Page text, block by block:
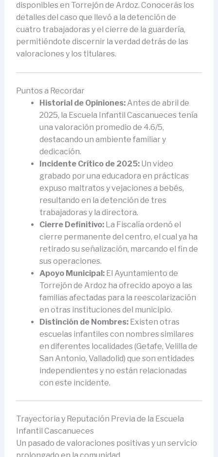
disponibles en Torrejón de Ardoz. Conocerás los
detalles del caso que llevó a la detención de
cuatro trabajadoras y el cierre de la guardería,
permitiéndote discernir la verdad detrás de las
valoraciones y los titulares.
Puntos a Recordar
Historial de Opiniones:Antes de abril de
2025, la Escuela Infantil Cascanueces tenía
una valoración promedio de 4.6/5,
destacando un ambiente familiar y
dedicación.
Incidente Crítico de 2025:Un video
grabado por una educadora en prácticas
expuso maltratos y vejaciones a bebés,
resultando en la detención de tres
trabajadoras y la directora.
Cierre Definitivo:La Fiscalía ordenó el
cierre permanente del centro, el cual ya ha
retirado su señalización, marcando el fin de
sus operaciones.
Apoyo Municipal:El Ayuntamiento de
Torrejón de Ardoz ha ofrecido apoyo a las
familias afectadas para la reescolarización
en otras instituciones del municipio.
Distinción de Nombres:Existen otras
escuelas infantiles con nombres similares
en diferentes localidades (Getafe, Velilla de
San Antonio, Valladolid) que son entidades
independientes y no están relacionadas
con este incidente.
Trayectoria y Reputación Previa de la Escuela
Infantil Cascanueces
Un pasado de valoraciones positivas y un servicio